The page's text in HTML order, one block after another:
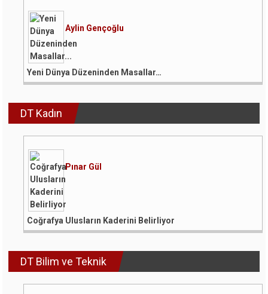
Aylin Gençoğlu
Yeni Dünya Düzeninden Masallar…
DT Kadın
Pınar Gül
Coğrafya Ulusların Kaderini Belirliyor
DT Bilim ve Teknik